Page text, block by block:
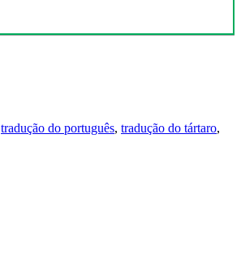
tradução do português, tradução do tártaro,